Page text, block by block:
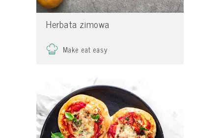
Herbata zimowa
Make eat easy